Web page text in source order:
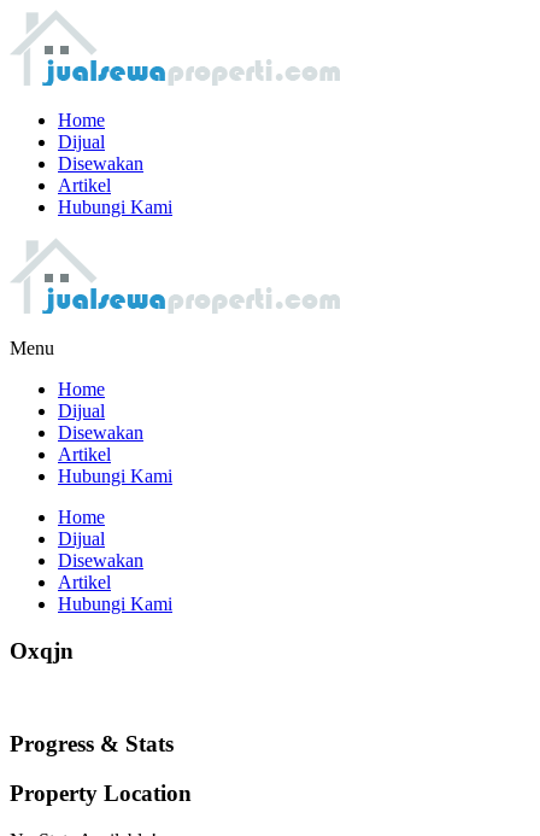
Home
Dijual
Disewakan
Artikel
Hubungi Kami
Menu
Home
Dijual
Disewakan
Artikel
Hubungi Kami
Home
Dijual
Disewakan
Artikel
Hubungi Kami
Oxqjn
Progress & Stats
Property Location